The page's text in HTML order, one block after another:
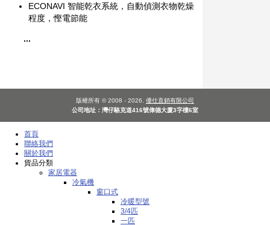
ECONAVI 智能乾衣系統，自動偵測衣物乾燥
程度，慳電節能
...
版權所有 © 2008 - 2026. 優仕直銷有限公司
公司地址：灣仔駱克道416號偉德大廈3字樓6室
首頁
聯絡我們
關於我們
貨品分類
家居電器
冷氣機
窗口式
冷暖型號
3/4匹
一匹